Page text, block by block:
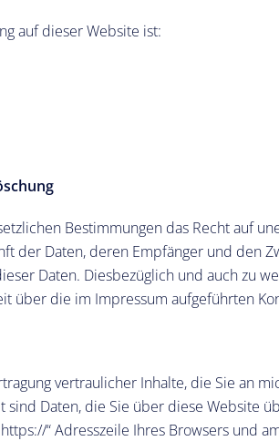
auf dieser Website ist:
Bestimmungen das Recht auf
der Daten, deren Empfänger und den
Daten. Diesbezüglich und auch zu
über die im Impressum aufgeführten
vertraulicher Inhalte, die Sie an
sind Daten, die Sie über diese Website
“ Adresszeile Ihres Browsers und